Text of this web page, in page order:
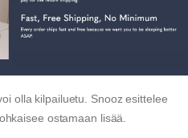
olla kilpailuetu. Snooz esittelee
ostamaan lisää.